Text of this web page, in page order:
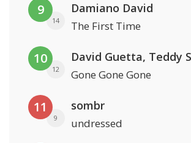
9
14
Damiano David
The First Time
10
12 Gone Gone Gone
11
9
sombr
undressed